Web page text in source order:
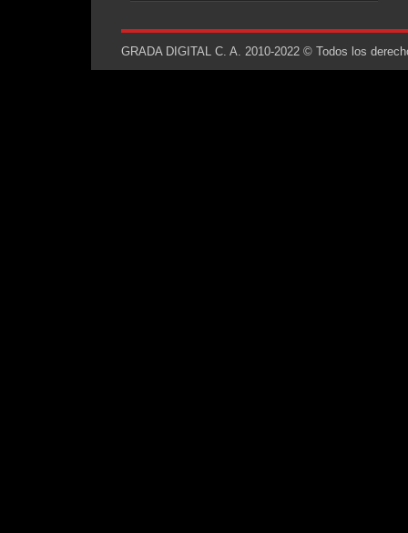
GRADA DIGITAL C. A. 2010-2022 © Todos los